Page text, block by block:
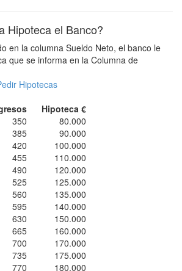
Hipoteca el Banco?
en la columna Sueldo Neto, el banco le
que se informa en la Columna de
Hipotecas
Hipoteca €
350
80.000
385
90.000
420
100.000
455
110.000
490
120.000
525
125.000
560
135.000
595
140.000
630
150.000
665
160.000
700
170.000
735
175.000
770 180.000